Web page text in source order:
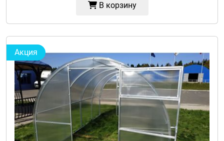
В корзину
Акция